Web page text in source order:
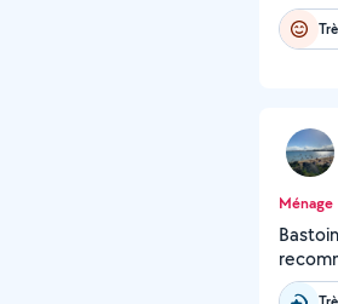
Ménage